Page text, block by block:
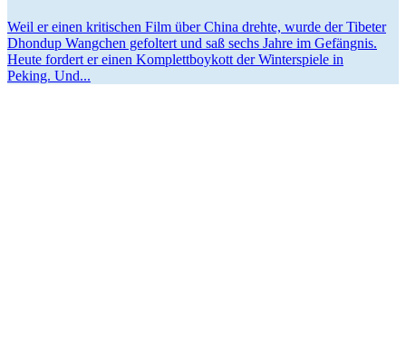
Weil er einen kriti­schen Film über China drehte, wurde der Tibeter
Dhondup Wangchen gefoltert und saß sechs Jahre im Gefängnis.
Heute fordert er einen Komplett­boykott der Winter­spiele in
Peking. Und...